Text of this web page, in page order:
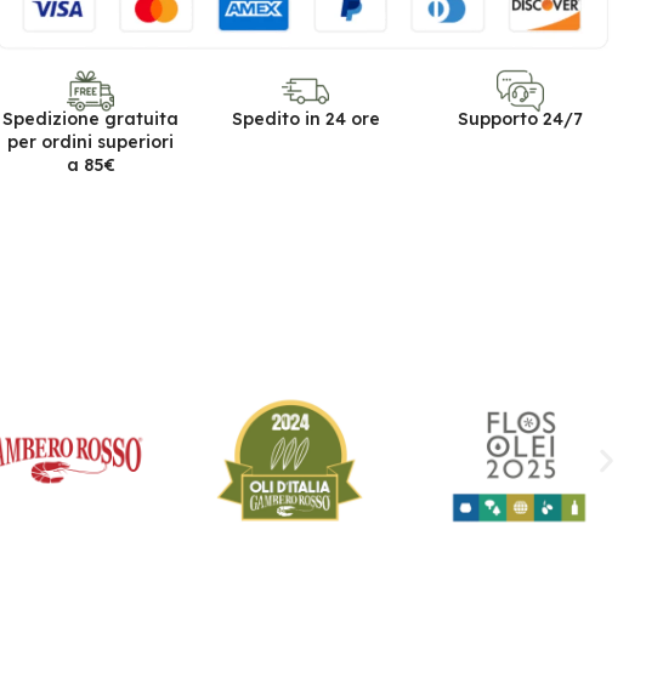
Spedizione gratuita
per ordini superiori
a 85€
Spedito in 24 ore Supporto 24/7